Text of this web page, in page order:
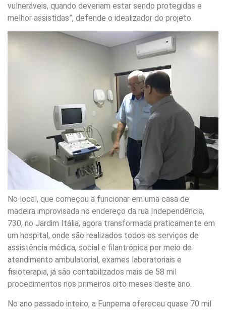
vulneráveis, quando deveriam estar sendo protegidas e
melhor assistidas”, defende o idealizador do projeto.
No local, que começou a funcionar em uma casa de
madeira improvisada no endereço da rua Independência,
730, no Jardim Itália, agora transformada praticamente em
um hospital, onde são realizados todos os serviços de
assistência médica, social e filantrópica por meio de
atendimento ambulatorial, exames laboratoriais e
fisioterapia, já são contabilizados mais de 58 mil
procedimentos nos primeiros oito meses deste ano.
No ano passado inteiro, a Funpema ofereceu quase 70 mil